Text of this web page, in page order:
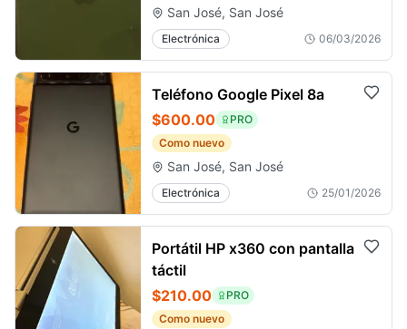
San José, San José
Electrónica 06/03/2026
Teléfono Google Pixel 8a
$600.00
PRO
Como nuevo
San José, San José
Electrónica 25/01/2026
Portátil HP x360 con pantalla
táctil
$210.00
PRO
Como nuevo